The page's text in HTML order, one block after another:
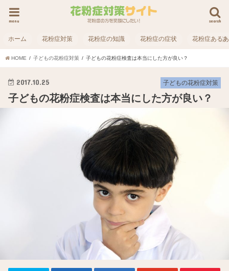
search
menu
ホーム 花粉症対策 花粉症の知識 花粉症の症状 花粉症ある
HOME 子どもの花粉症対策 子どもの花粉症検査は本当にした方が良い？
子どもの花粉症対策
2017.10.25
子どもの花粉症検査は本当にした方が良い？